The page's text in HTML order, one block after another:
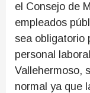
el Consejo de
empleados
sea obligatorio
personal
Vallehermoso,
normal ya que